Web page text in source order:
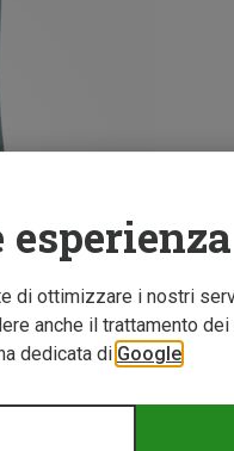
di ottimizzare i nostri
anche il trattamento
dedicata di Google